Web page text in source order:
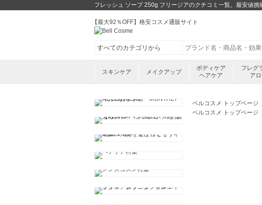
フレッシュ ソープ 250g フリージアのクチコミ一覧。最安値挑
【最大92％OFF】格安コスメ通販サイト
スキンケア メイクアップ
ボディケア
ヘアケア
フレグ
ア
ベルコスメ トップページ
ベルコスメ トップページ